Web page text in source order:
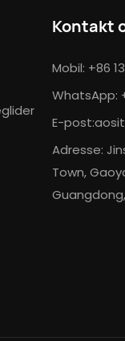
Kontakt
Mobil: +86
WhatsApp:
E-post:
Adresse:
Town,